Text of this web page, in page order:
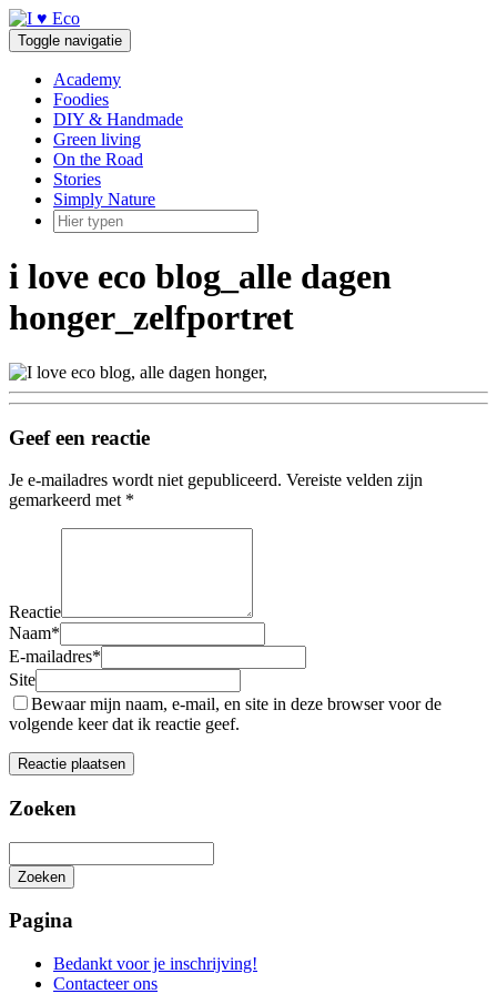
Doorgaan
naar
inhoud
Toggle navigatie
Academy
Foodies
DIY & Handmade
Green living
On the Road
Stories
Simply Nature
i love eco blog_alle dagen
honger_zelfportret
Geef een reactie
Je e-mailadres wordt niet gepubliceerd. Vereiste velden zijn
gemarkeerd met *
Reactie
Naam*
E-mailadres*
Site
Bewaar mijn naam, e-mail, en site in deze browser voor de
volgende keer dat ik reactie geef.
Zoeken
Zoeken
zoeken
Pagina
Bedankt voor je inschrijving!
Contacteer ons